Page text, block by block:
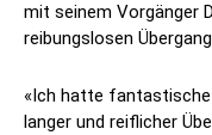
mit seinem Vorgänger
reibungslosen
«Ich hatte fantastische
langer und reiflicher